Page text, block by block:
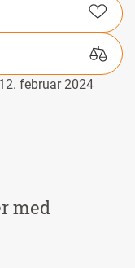
februar 2024
med